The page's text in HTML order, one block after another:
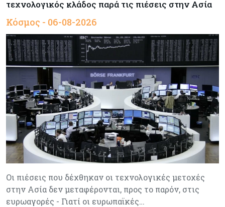
τεχνολογικός κλάδος παρά τις πιέσεις στην Ασία
Κόσμος - 06-08-2026
Οι πιέσεις που δέχθηκαν οι τεχνολογικές μετοχές
στην Ασία δεν μεταφέρονται, προς το παρόν, στις
ευρωαγορές - Γιατί οι ευρωπαϊκές…